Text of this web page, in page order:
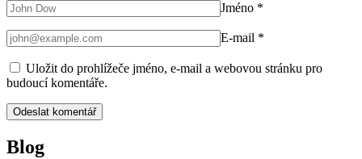
Jméno *
E-mail *
Uložit do prohlížeče jméno, e-mail a webovou stránku pro
budoucí komentáře.
Blog